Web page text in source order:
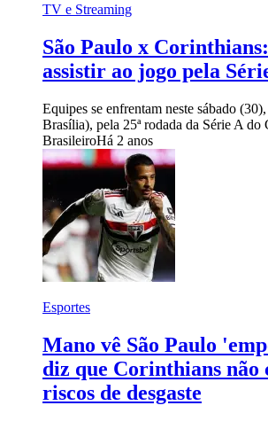
TV e Streaming
São Paulo x
assistir ao jogo pela
Equipes se enfrentam neste sábado
Brasília), pela 25ª rodada da Série A do
BrasileiroHá 2 anos
Esportes
Mano vê São Paulo
diz que Corinthians não
riscos de desgaste